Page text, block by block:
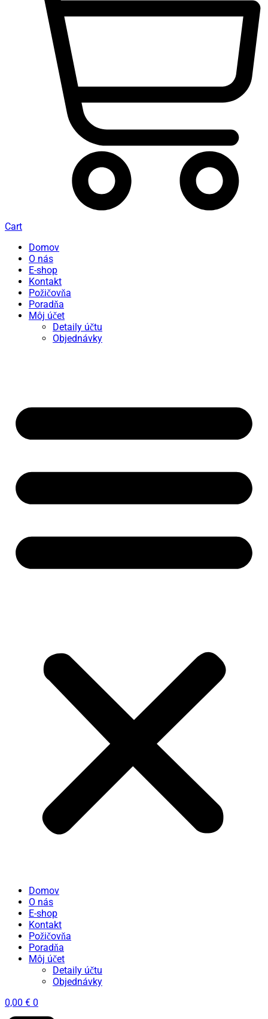
Cart
Domov
O nás
E-shop
Kontakt
Požičovňa
Poradňa
Môj účet
Detaily účtu
Objednávky
Domov
O nás
E-shop
Kontakt
Požičovňa
Poradňa
Môj účet
Detaily účtu
Objednávky
0,00 € 0